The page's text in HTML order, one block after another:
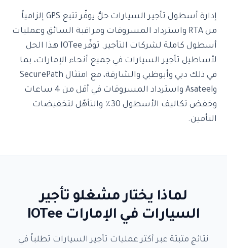
إدارة أسطول تأجير السيارات حلٌّ يوفّر تتبع GPS إلزامياً
من RTA واسترداد المسروقات ومراقبة السائق وعمليات
أسطول كاملة لشركات التأجير. توفّر IOTee هذا الحل
لأساطيل تأجير السيارات في جميع أنحاء الإمارات، بما
في ذلك دبي وأبوظبي والشارقة، مع امتثال SecurePath
وAsateel واسترداد المسروقات في أقل من 4 ساعات
وخفض تكاليف الأسطول 30٪ والتأهّل لتخفيضات
التأمين.
لماذا يختار مشغلو تأجير
السيارات في الإمارات IOTee
نتائج مثبتة عبر أكثر عمليات تأجير السيارات تطلباً في